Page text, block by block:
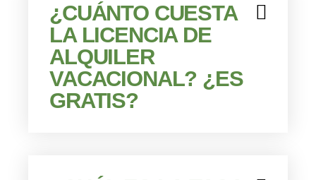
¿CUÁNTO CUESTA
LA LICENCIA DE
ALQUILER
VACACIONAL? ¿ES
GRATIS?